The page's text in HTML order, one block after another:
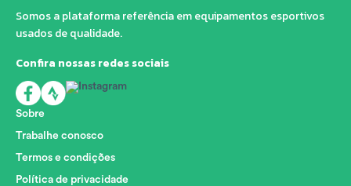
Somos a plataforma referência em equipamentos esportivos
usados de qualidade.
Confira nossas redes sociais
Sobre
Trabalhe conosco
Termos e condições
Política de privacidade